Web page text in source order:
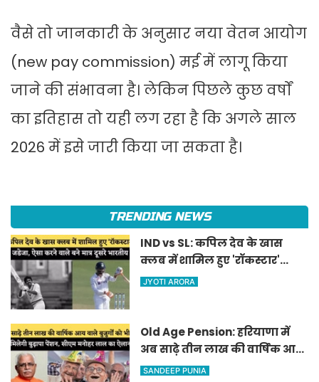
वैसे तो जानकारी के अनुसार नया वेतन आयोग
(new pay commission) मई में लागू किया
जाने की संभावना है। लेक‍िन प‍िछले कुछ वर्षों
का इत‍िहास तो यही लग रहा है क‍ि अगले साल
2026 में इसे जारी क‍िया जा सकता है।
TRENDING NEWS
IND vs SL: कपिल देव के खास
क्लब में शामिल हुए 'रॉकस्टार'
जडेजा, ऐसा करने वाले बने मात्र
JYOTI ARORA
Old Age Pension: हरियाणा में
अब साढ़े तीन लाख की वार्षिक आय
वाले बुजुर्गों को भी मिलेगी बुढ़ापा
SANDEEP PUNIA